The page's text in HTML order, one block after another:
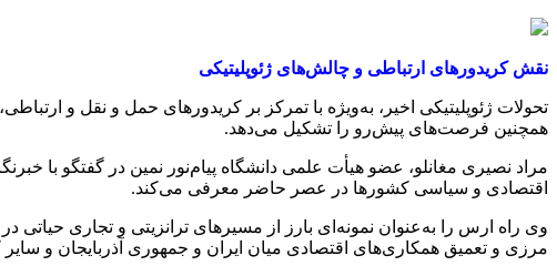
نقش کریدورهای ارتباطی و چالش‌های ژئوپلیتیکی
تحولات ژئوپلیتیکی اخیر، به‌ویژه با تمرکز بر کریدورهای حمل و نقل و
همچنین فرصت‌های پیش‌رو را تشکیل می‌دهد.
مراد نصیری مغانلو، عضو هیأت علمی دانشگاه پیام‌نور نمین در گفتگو با
اقتصادی و سیاسی کشورها در عصر حاضر معرفی می‌کند.
وی راه ارس را به‌عنوان نمونه‌ای بارز از مسیرهای ترانزیتی و تجاری
مرزی و تعمیق همکاری‌های اقتصادی میان ایران و جمهوری آذربایجان و